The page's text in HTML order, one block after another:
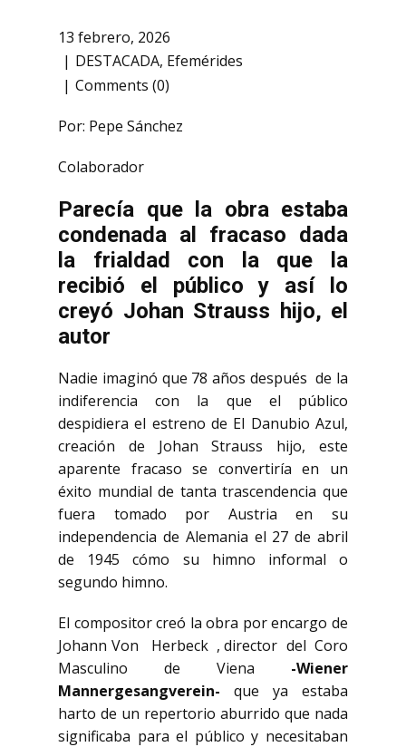
13 febrero, 2026
DESTACADA, Efemérides
Comments (0)
Por: Pepe Sánchez
Colaborador
Parecía que la obra estaba
condenada al fracaso dada
la frialdad con la que la
recibió el público y así lo
creyó Johan Strauss hijo, el
autor
Nadie imaginó que 78 años después de la
indiferencia con la que el público
despidiera el estreno de El Danubio Azul,
creación de Johan Strauss hijo, este
aparente fracaso se convertiría en un
éxito mundial de tanta trascendencia que
fuera tomado por Austria en su
independencia de Alemania el 27 de abril
de 1945 cómo su himno informal o
segundo himno.
El compositor creó la obra por encargo de
Johann Von Herbeck , director del Coro
Masculino de Viena -Wiener
Mannergesangverein- que ya estaba
harto de un repertorio aburrido que nada
significaba para el público y necesitaban